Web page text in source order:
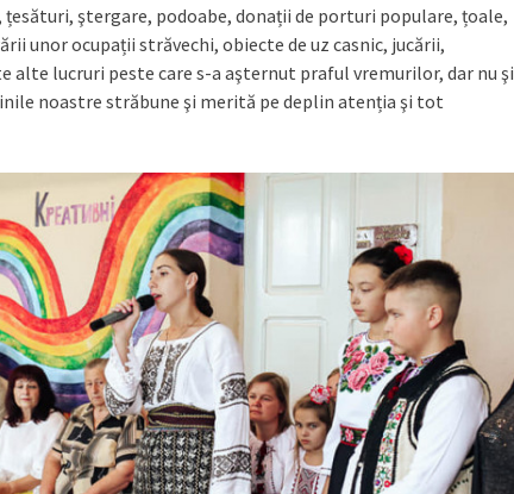
ştergare, podoabe, donații de porturi populare, țoale,
unor ocupații străvechi, obiecte de uz casnic, jucării,
lucruri peste care s-a aşternut praful vremurilor, dar nu şi
noastre străbune şi merită pe deplin atenția şi tot